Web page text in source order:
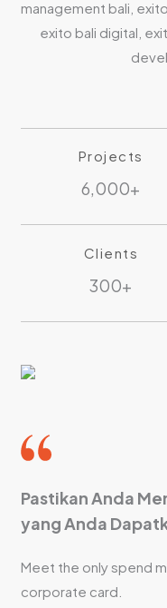
Projects
6,000+
Clients
300+
Pastikan Anda
yang Anda
Meet the only spend
corporate card.